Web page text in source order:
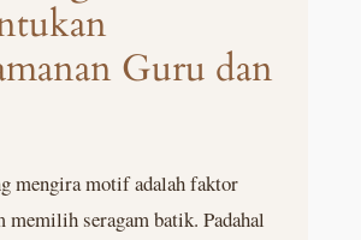
Guru dan
mengira motif adalah faktor
memilih seragam batik. Padahal